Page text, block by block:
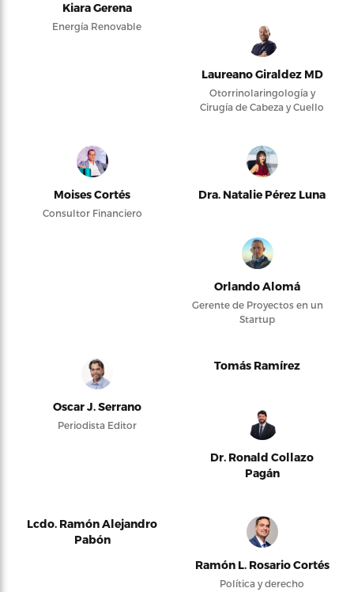
Kiara Gerena
Energía Renovable
Laureano Giraldez MD
Otorrinolaringología y
Cirugía de Cabeza y Cuello
Moises Cortés
Consultor Financiero
Dra. Natalie Pérez Luna
Orlando Alomá
Gerente de Proyectos en un
Startup
Oscar J. Serrano
Periodista Editor
Tomás Ramírez
Dr. Ronald Collazo
Pagán
Lcdo. Ramón Alejandro
Pabón
Ramón L. Rosario Cortés
Política y derecho